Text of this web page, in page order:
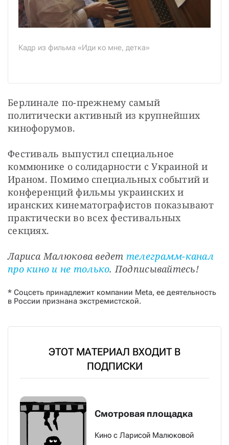
Кадр из фильма «Иди ко мне, детка»
Берлинале по-прежнему самый
политически активный из крупнейших
кинофорумов.
Фестиваль выпустил специальное
коммюнике о солидарности с Украиной и
Ираном. Помимо специальных событий и
конференций фильмы украинских и
иранских кинематографистов показывают
практически во всех фестивальных
секциях.
Лариса Малюкова ведет телеграмм-канал
про кино и не только. Подписывайтесь!
* Соцсеть принадлежит компании Meta, ее деятельность
в России признана экстремистской.
ЭТОТ МАТЕРИАЛ ВХОДИТ В
ПОДПИСКИ
Смотровая площадка
Кино с Ларисой Малюковой